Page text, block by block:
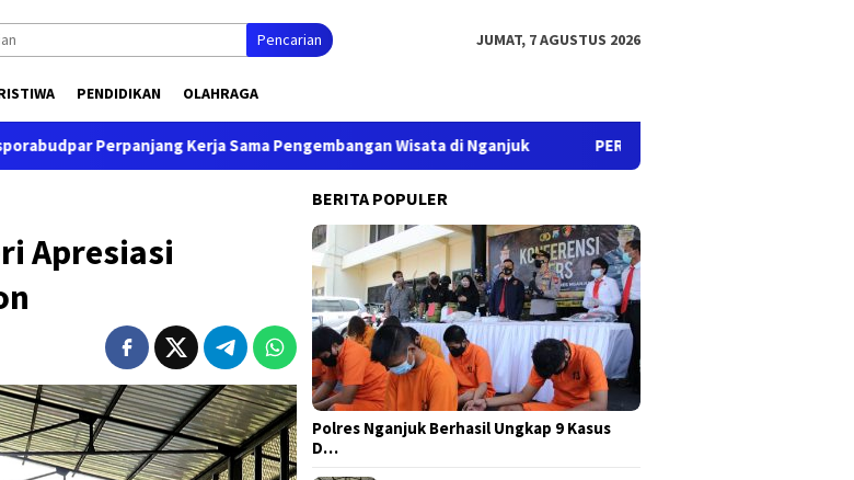
Pencarian JUMAT, 7 AGUSTUS 2026
PENDIDIKAN OLAHRAGA
Kerja Sama Pengembangan Wisata di Nganjuk PERHUTANI KPH NGANJUK DUKUNG BHAYANGKARA
Apresiasi
BERITA POPULER
Polres Nganjuk Berhasil Ungkap 9 Kasus
D…